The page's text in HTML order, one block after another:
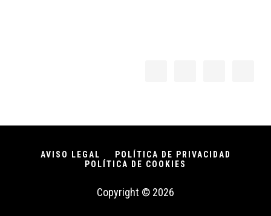
AVISO LEGAL
POLÍTICA DE PRIVACIDAD
POLÍTICA DE COOKIES
Copyright © 2026